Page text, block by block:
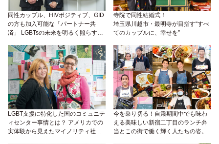
同性カップル、HIVポジティブ、GID
の方も加入可能な「パートナー共
済」 LGBTsの未来を明るく照らす
寺院で同性結婚式！
埼玉県川越市・最明寺が目指す“すべ
てのカップルに、幸せを”
LGBT支援に特化した国のコミュニテ
ィセンター事情とは？ アメリカでの
実体験から見えたマイノリティ社会
今を乗り切る！自粛期間中でも味わ
える美味しい新宿二丁目のランチ弁
当とこの街で働く輝く人たちの姿。